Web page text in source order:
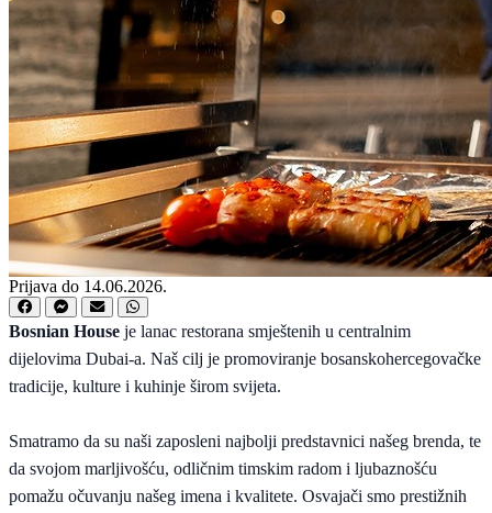
Prijava do 14.06.2026.
Bosnian House je lanac restorana smještenih u centralnim
dijelovima Dubai-a. Naš cilj je promoviranje bosanskohercegovačke
tradicije, kulture i kuhinje širom svijeta.
Smatramo da su naši zaposleni najbolji predstavnici našeg brenda, te
da svojom marljivošću, odličnim timskim radom i ljubaznošću
pomažu očuvanju našeg imena i kvalitete. Osvajači smo prestižnih